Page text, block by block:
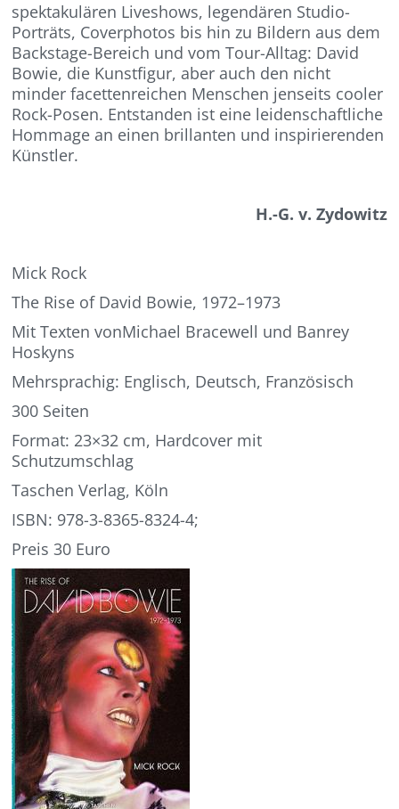
spektakulären Liveshows, legendären Studio-
Porträts, Coverphotos bis hin zu Bildern aus dem
Backstage-Bereich und vom Tour-Alltag: David
Bowie, die Kunstfigur, aber auch den nicht
minder facettenreichen Menschen jenseits cooler
Rock-Posen. Entstanden ist eine leidenschaftliche
Hommage an einen brillanten und inspirierenden
Künstler.
H.-G. v. Zydowitz
Mick Rock
The Rise of David Bowie, 1972–1973
Mit Texten vonMichael Bracewell und Banrey
Hoskyns
Mehrsprachig: Englisch, Deutsch, Französisch
300 Seiten
Format: 23×32 cm, Hardcover mit
Schutzumschlag
Taschen Verlag, Köln
ISBN: 978-3-8365-8324-4;
Preis 30 Euro